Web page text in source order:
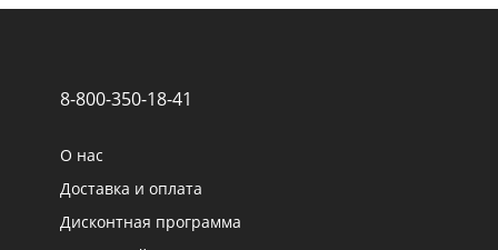
8-800-350-18-41
О нас
Доставка и оплата
Дисконтная программа